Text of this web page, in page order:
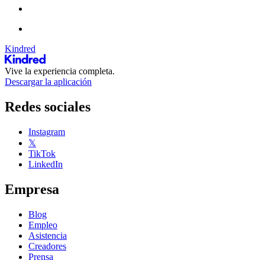
Kindred
Vive la experiencia completa.
Descargar la aplicación
Redes sociales
Instagram
𝕏
TikTok
LinkedIn
Empresa
Blog
Empleo
Asistencia
Creadores
Prensa